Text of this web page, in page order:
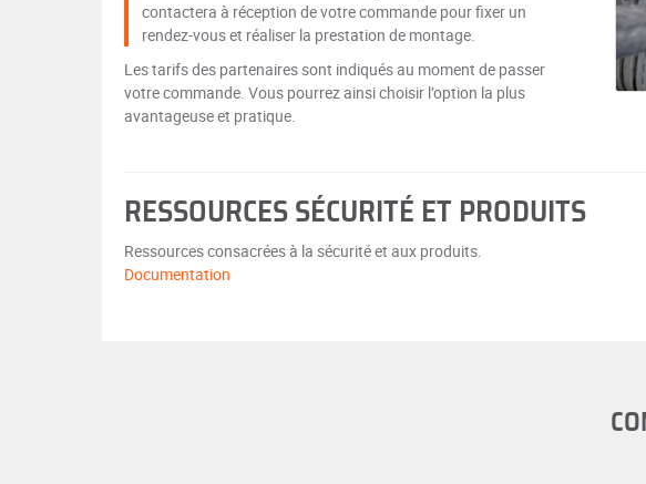
contactera à réception de votre commande pour fixer un
rendez-vous et réaliser la prestation de montage.
Les tarifs des partenaires sont indiqués au moment de passer
votre commande. Vous pourrez ainsi choisir l’option la plus
avantageuse et pratique.
RESSOURCES SÉCURITÉ ET PRODUITS
Ressources consacrées à la sécurité et aux produits.
Documentation